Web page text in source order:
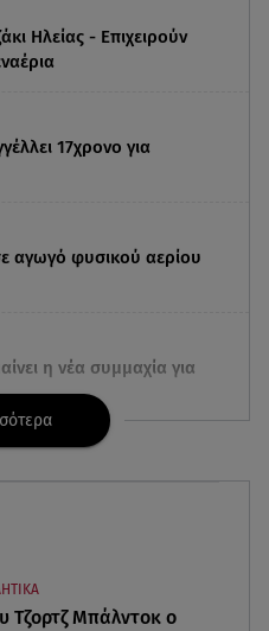
Ηλείας - Επιχειρούν
17χρονο για
αγωγό φυσικού αερίου
η νέα συμμαχία για
έθεσε σε συναγερμό
μπορείτε να το
Τζορτζ Μπάλντοκ ο